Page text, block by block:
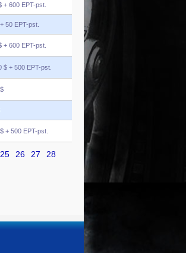
+ 600 EPT-pst.
50 EPT-pst.
+ 600 EPT-pst.
$ + 500 EPT-pst.
+ 500 EPT-pst.
25 26 27
28